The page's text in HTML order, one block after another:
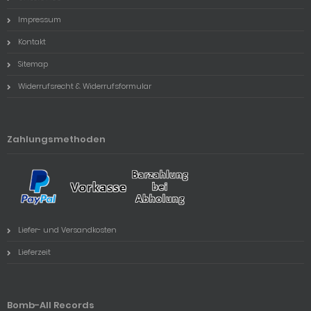
Impressum
Kontakt
Sitemap
Widerrufsrecht & Widerrufsformular
Zahlungsmethoden
Liefer- und Versandkosten
Lieferzeit
Bomb-All Records